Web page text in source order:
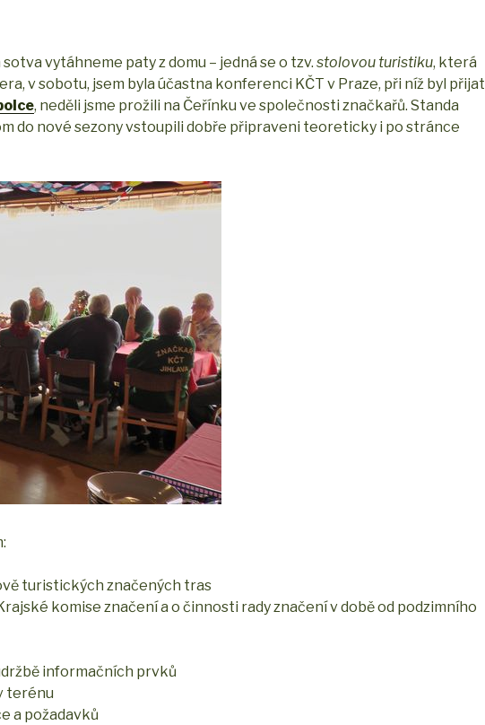
vytáhneme paty z domu – jedná se o tzv. stolovou turistiku, která
v sobotu, jsem byla účastna konferenci KČT v Praze, při níž byl přijat
, neděli jsme prožili na Čeřínku ve společnosti značkařů. Standa
do nové sezony vstoupili dobře připraveni teoreticky i po stránce
turistických značených tras
komise značení a o činnosti rady značení v době od podzimního
informačních prvků
terénu
a požadavků